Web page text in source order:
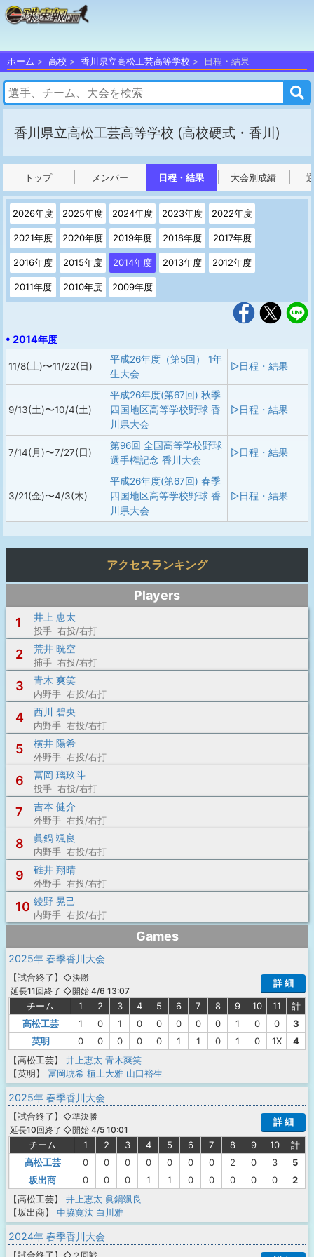
ホーム 高校 香川県立高松工芸高等学校 日程・結果
香川県立高松工芸高等学校 (高校硬式・香川)
トップ メンバー 日程・結果 大会別成績
2026年度 2025年度 2024年度 2023年度 2022年度
2021年度 2020年度 2019年度 2018年度 2017年度
2016年度 2015年度 2014年度 2013年度 2012年度
2011年度 2010年度 2009年度
• 2014年度
11/8(土)〜11/22(日)
平成26年度（第5回） 1年
生大会
▷日程・結果
9/13(土)〜10/4(土)
平成26年度(第67回) 秋季
四国地区高等学校野球 香
川県大会
▷日程・結果
7/14(月)〜7/27(日)
第96回 全国高等学校野球
選手権記念 香川大会
▷日程・結果
3/21(金)〜4/3(木)
平成26年度(第67回) 春季
四国地区高等学校野球 香
川県大会
▷日程・結果
アクセスランキング
Players
1
井上 恵太
投手 右投/右打
2 荒井 晄空
捕手 右投/右打
3 青木 爽笑
内野手 右投/右打
4 西川 碧央
内野手 右投/右打
5 横井 陽希
外野手 右投/右打
6 冨岡 璃玖斗
投手 右投/右打
7 吉本 健介
外野手 右投/右打
8 眞鍋 颯良
内野手 右投/右打
9 碓井 翔晴
外野手 右投/右打
10 綾野 晃己
内野手 右投/右打
Games
2025年 春季香川大会
【試合終了 】
延長11回終了
◇決勝
◇開始 4/6 13:07
詳 細
チーム 1 2 3 4 5 6 7 8 9 10 11
計
高松工芸
1 0 1 0 0 0 0 0 1 0 0
3
英明
0 0 0 0 0 1 1 0 1 0 1X
4
【高松工芸】
井上恵太 青木爽笑
【英明】
冨岡琥希 植上大雅 山口裕生
2025年 春季香川大会
【試合終了 】
延長10回終了
◇準決勝
◇開始 4/5 10:01
詳 細
チーム 1 2 3 4 5 6 7 8 9 10
計
高松工芸
0 0 0 0 0 0 0 2 0 3
5
坂出商
0 0 0 1 1 0 0 0 0 0
2
【高松工芸】
井上恵太 眞鍋颯良
【坂出商】
中脇寛汰 白川雅
2024年 春季香川大会
◇２回戦